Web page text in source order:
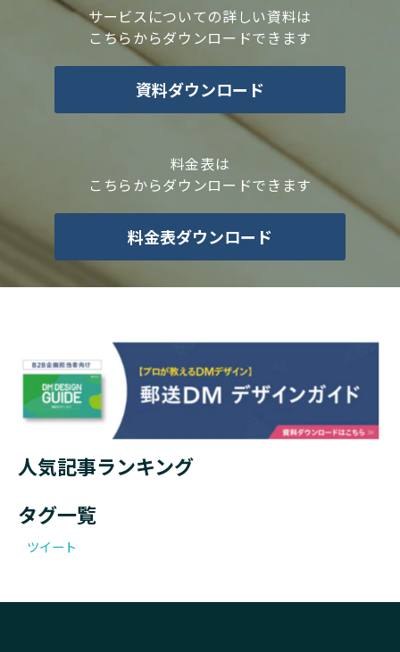
サービスについての詳しい資料は
こちらからダウンロードできます
資料ダウンロード
料金表は
こちらからダウンロードできます
料金表ダウンロード
人気記事ランキング
タグ一覧
ツイート